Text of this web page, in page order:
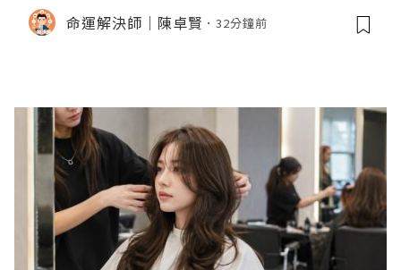
命運解決師｜陳卓賢 32分鐘前